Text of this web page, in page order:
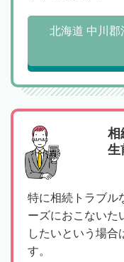
北海道 中川郡
相
生
特に相続トラブル
ーズにおこないた
したいという場合
す。